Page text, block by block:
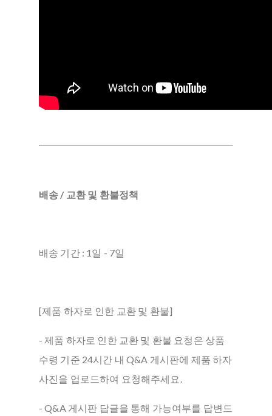
배송 / 교환 및 환불정책
배송 기간 : 1일 - 7일
[제품 하자로 인한 교환 및 환불]
- 제품 하자로 인한 교환 및 환불 요청은 상품
수령 기준 24시간 내 Q&A 게시판에 제품 하자
사진을 업로드하여 요청해주세요.
- Q&A 게시판 답글을 통해 가능여부를 답변드